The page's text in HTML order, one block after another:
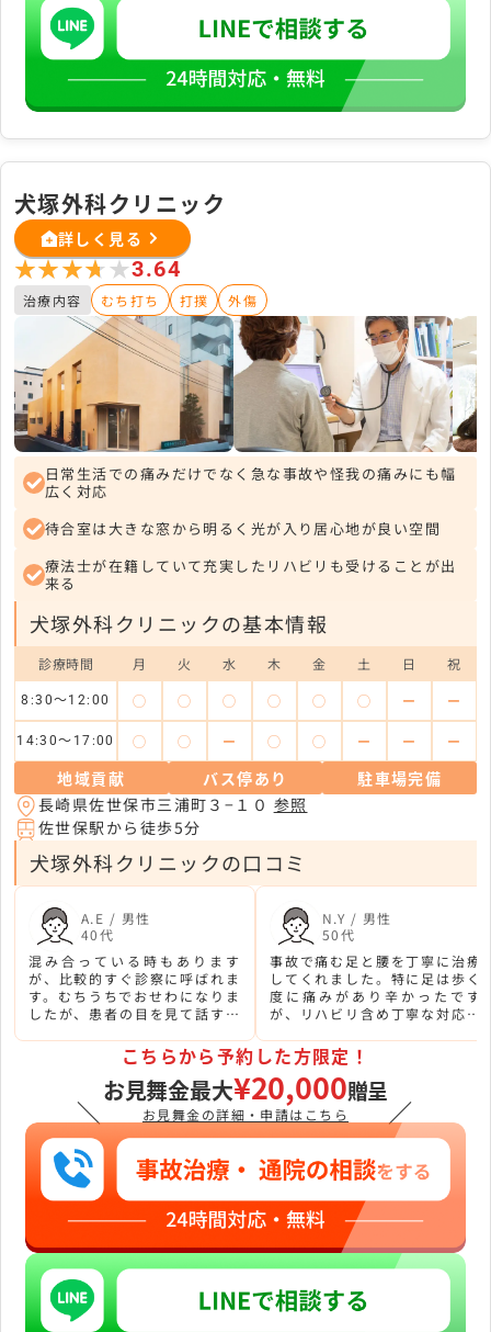
犬塚外科クリニック
詳しく見る
★★★★★
★★★★★3.64
治療内容 むち打ち 打撲 外傷
日常生活での痛みだけでなく急な事故や怪我の痛みにも幅
広く対応
待合室は大きな窓から明るく光が入り居心地が良い空間
療法士が在籍していて充実したリハビリも受けることが出
来る
犬塚外科クリニックの基本情報
診療時間 月 火 水 木 金 土 日 祝
8:30〜12:00 ◯ ◯ ◯ ◯ ◯ ◯ ー ー
14:30〜17:00 ◯ ◯ ー ◯ ◯ ー ー ー
地域貢献 バス停あり
駐車場完備
長崎県佐世保市三浦町３−１０ 参照
佐世保駅から徒歩5分
犬塚外科クリニックの口コミ
A.E / 男性
40代
混み合っている時もあります
が、比較的すぐ診察に呼ばれま
す。むちうちでおせわになりま
したが、患者の目を見て話す先
N.Y / 男性
50代
事故で痛む足と腰を丁寧に治療
してくれました。特に足は歩く
度に痛みがあり辛かったです
が、リハビリ含め丁寧な対応で
＼
こちらから予約した方限定！
お見舞金最大¥20,000贈呈
お見舞金の詳細・申請はこちら ／